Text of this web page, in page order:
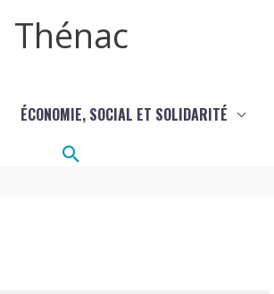
Thénac
ÉCONOMIE, SOCIAL ET SOLIDARITÉ
Rechercher